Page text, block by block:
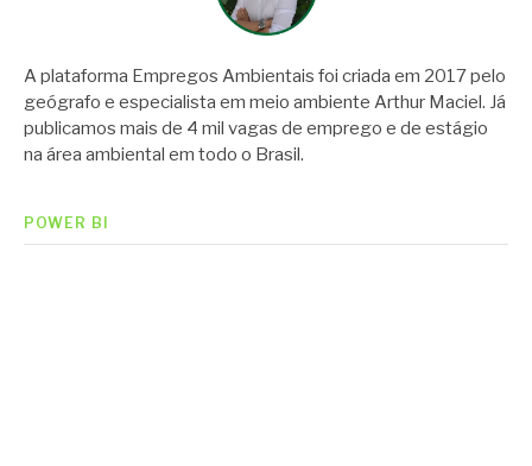
A plataforma Empregos Ambientais foi criada em 2017 pelo
geógrafo e especialista em meio ambiente Arthur Maciel. Já
publicamos mais de 4 mil vagas de emprego e de estágio
na área ambiental em todo o Brasil.
POWER BI